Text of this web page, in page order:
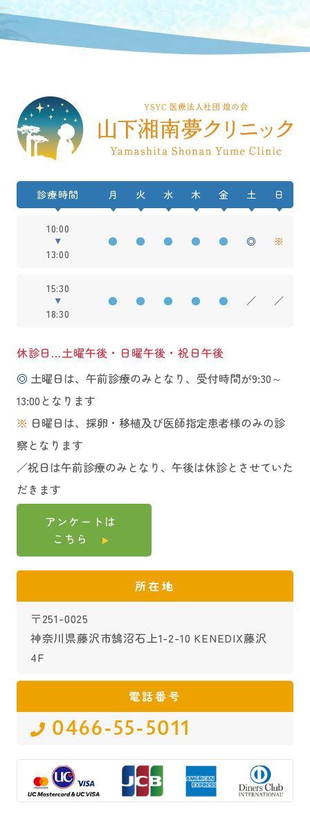
診療時間 月 火 水 木 金 土 日
10:00
13:00
● ● ● ● ● ◎ ※
15:30
18:30
● ● ● ● ● ／ ／
休診日…土曜午後・日曜午後・祝日午後
◎ 土曜日は、午前診療のみとなり、受付時間が9:30～
13:00となります
※ 日曜日は、採卵・移植及び医師指定患者様のみの診
察となります
／祝日は午前診療のみとなり、午後は休診とさせていた
だきます
アンケートは
こちら
所在地
〒251-0025
神奈川県藤沢市鵠沼石上1-2-10 KENEDIX藤沢
4F
電話番号
0466-55-5011